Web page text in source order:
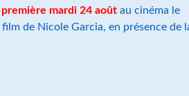
mardi 24 août au cinéma le
de Nicole Garcia, en présence de